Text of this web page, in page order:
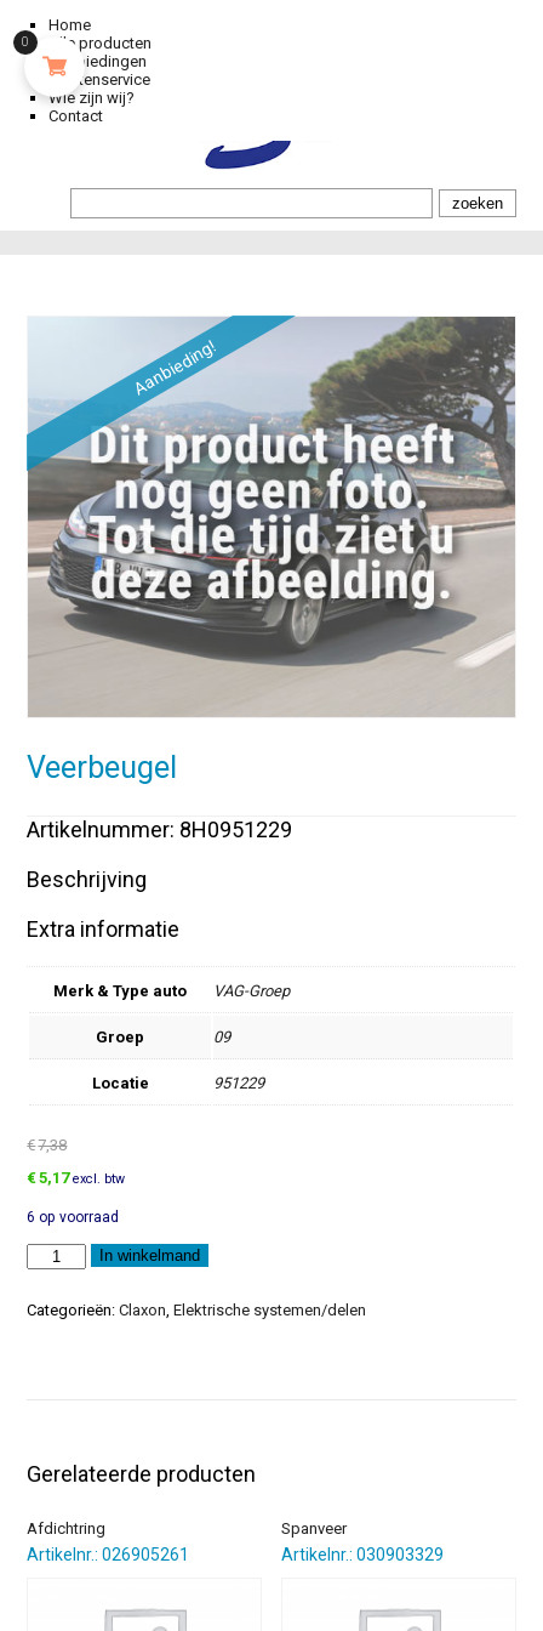
Home
Alle producten
Aanbiedingen
Klantenservice
Wie zijn wij?
Contact
Aanbieding!
Veerbeugel
Artikelnummer: 8H0951229
Beschrijving
Extra informatie
Merk & Type auto VAG-Groep
Groep 09
Locatie 951229
€7,38
Oorspronkelijke
was:
€7,38.
€5,17Huidige
is:
€5,17.
excl. btw
6 op voorraad
Veerbeugel
aantal
In winkelmand
Categorieën:Claxon,Elektrische systemen/delen
Gerelateerde producten
Afdichtring
Artikelnr.: 026905261
Spanveer
Artikelnr.: 030903329
0